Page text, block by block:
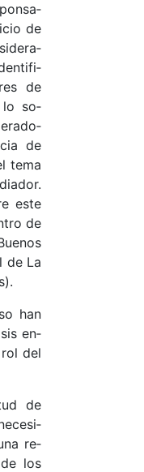
de
de
lo so­
de
te­ma
es­te
de
de La
han
en­
del
de
re­
los